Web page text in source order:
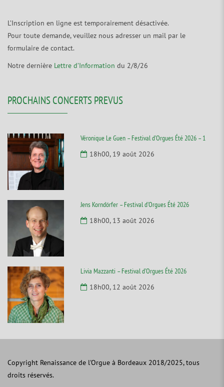
L’Inscription en ligne est temporairement désactivée.
Pour toute demande, veuillez nous adresser un mail par le
formulaire de contact.
Notre dernière Lettre d’Information du 2/8/26
PROCHAINS CONCERTS PREVUS
Véronique Le Guen – Festival d’Orgues Été 2026 – 1
18h00, 19 août 2026
Jens Korndörfer – Festival d’Orgues Été 2026
18h00, 13 août 2026
Livia Mazzanti – Festival d’Orgues Été 2026
18h00, 12 août 2026
Copyright Renaissance de l'Orgue à Bordeaux 2018/2025, tous
droits réservés.